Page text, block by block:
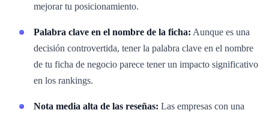
mejorar tu posicionamiento.
Palabra clave en el nombre de la ficha: Aunque es una
decisión controvertida, tener la palabra clave en el nombre
de tu ficha de negocio parece tener un impacto significativo
en los rankings.
Nota media alta de las reseñas: Las empresas con una